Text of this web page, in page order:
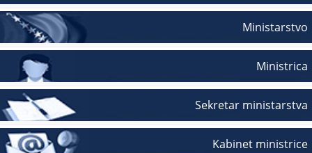
Ministarstvo
Ministrica
Sekretar ministarstva
Kabinet ministrice